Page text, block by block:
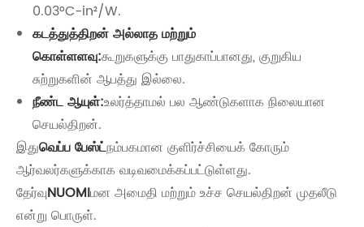
0.03°C-in²/W.
கடத்துத்திறன் அல்லாத மற்றும்
கொள்ளளவு:கூறுகளுக்கு பாதுகாப்பானது, குறுகிய
சுற்றுகளின் ஆபத்து இல்லை.
நீண்ட ஆயுள்:உலர்த்தாமல் பல ஆண்டுகளாக நிலையான
செயல்திறன்.
இதுவெப்ப பேஸ்ட்நம்பகமான குளிர்ச்சியைக் கோரும்
ஆர்வலர்களுக்காக வடிவமைக்கப்பட்டுள்ளது.
தேர்வுNUOMIமன அமைதி மற்றும் உச்ச செயல்திறன் முதலீடு
என்று பொருள்.